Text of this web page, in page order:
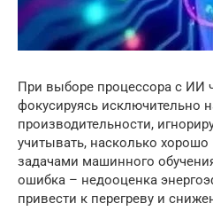
При выборе процессора с ИИ
фокусируясь исключительно
производительности,
учитывать, насколько хорошо
задачами машинного
ошибка – недооценка
привести к перегреву и